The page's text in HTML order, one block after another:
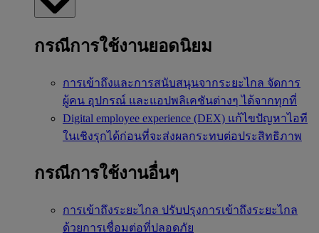
กรณีการใช้งานยอดนิยม
การเข้าถึงและการสนับสนุนจากระยะไกล จัดการ
ผู้คน อุปกรณ์ และแอปพลิเคชันต่างๆ ได้จากทุกที่
Digital employee experience (DEX) แก้ไขปัญหาไอที
ในเชิงรุกได้ก่อนที่จะส่งผลกระทบต่อประสิทธิภาพ
กรณีการใช้งานอื่นๆ
การเข้าถึงระยะไกล ปรับปรุงการเข้าถึงระยะไกล
ด้วยการเชื่อมต่อที่ปลอดภัย